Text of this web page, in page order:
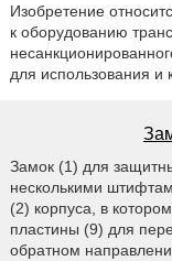
Изобретение
к оборудованию
для использования и
Замок (1) для
несколькими
(2) корпуса, в
пластины (9) для
обратном